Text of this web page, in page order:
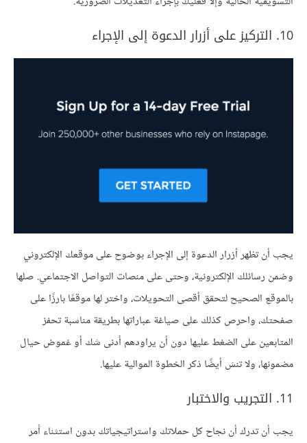
10. التركيز على أزرار الدعوة إلى اﻹجراء
يجب أن تظهر أزرار الدعوة إلى اﻹجراء بوضوح على موقعك الإلكتروني
وضمن رسائلك الإلكترونية، وحتى على منصات التواصل الاجتماعي. صلها
بالموقع الصحيح لتحقق أقصى التحويلات، واختر لها موقعًا بارزًا على
صفحتك، واحرص كذلك على صياغة عباراتها بطريقة مناسبة تحفز
المتابعين على الضغط عليها دون أن يراودهم أدنى شك أو غموض حيال
مضمونها، ولا تنسَ أيضًا ذكر الخطوة الموالية عليها.
11. التجريب والاختبار
يجب أن تدرك أن نجاح كل حملاتك واستراتيجياتك بدون استثناء أمر